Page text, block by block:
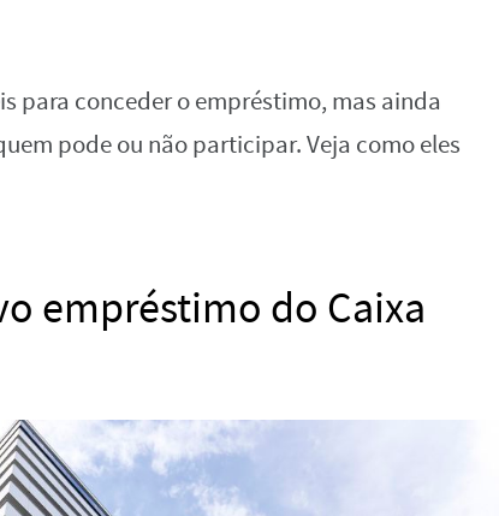
para conceder o empréstimo, mas ainda
pode ou não participar. Veja como eles
empréstimo do Caixa